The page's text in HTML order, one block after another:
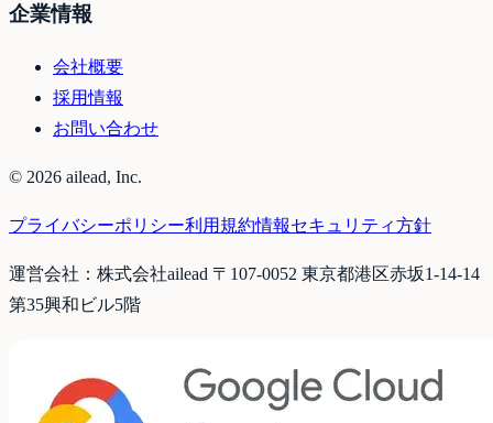
企業情報
会社概要
採用情報
お問い合わせ
© 2026 ailead, Inc.
プライバシーポリシー利用規約情報セキュリティ方針
運営会社：株式会社ailead 〒107-0052 東京都港区赤坂1-14-14
第35興和ビル5階